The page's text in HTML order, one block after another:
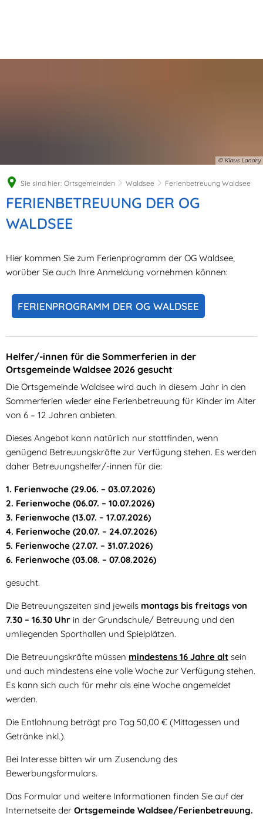
© Klaus Landry
Sie sind hier: Ortsgemeinden Waldsee Ferienbetreuung Waldsee
Ferienbetreuung
Waldsee
FERIENBETREUUNG DER OG
WALDSEE
Hier kommen Sie zum Ferienprogramm der OG Waldsee,
worüber Sie auch Ihre Anmeldung vornehmen können:
FERIENPROGRAMM DER OG WALDSEE
Helfer/-innen für die Sommerferien in der
Ortsgemeinde Waldsee 2026 gesucht
Die Ortsgemeinde Waldsee wird auch in diesem Jahr in den
Sommerferien wieder eine Ferienbetreuung für Kinder im Alter
von 6 – 12 Jahren anbieten.
Dieses Angebot kann natürlich nur stattfinden, wenn
genügend Betreuungskräfte zur Verfügung stehen. Es werden
daher Betreuungshelfer/-innen für die:
1. Ferienwoche (29.06. – 03.07.2026)
2. Ferienwoche (06.07. – 10.07.2026)
3. Ferienwoche (13.07. – 17.07.2026)
4. Ferienwoche (20.07. – 24.07.2026)
5. Ferienwoche (27.07. – 31.07.2026)
6. Ferienwoche (03.08. – 07.08.2026)
gesucht.
Die Betreuungszeiten sind jeweils montags bis freitags von
7.30 – 16.30 Uhr in der Grundschule/ Betreuung und den
umliegenden Sporthallen und Spielplätzen.
Die Betreuungskräfte müssen mindestens 16 Jahre alt sein
und auch mindestens eine volle Woche zur Verfügung stehen.
Es kann sich auch für mehr als eine Woche angemeldet
werden.
Die Entlohnung beträgt pro Tag 50,00 € (Mittagessen und
Getränke inkl.).
Bei Interesse bitten wir um Zusendung des
Bewerbungsformulars.
Das Formular und weitere Informationen finden Sie auf der
Internetseite der Ortsgemeinde Waldsee/Ferienbetreuung.